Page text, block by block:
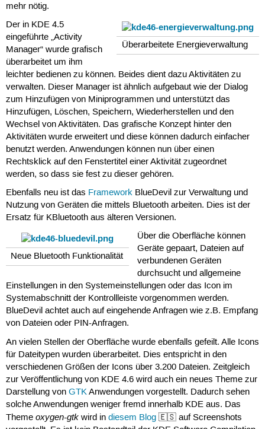
mehr nötig.
Überarbeitete Energieverwaltung
Der in KDE 4.5
eingeführte „Activity
Manager“ wurde grafisch
überarbeitet um ihm
leichter bedienen zu können. Beides dient dazu Aktivitäten zu
verwalten. Dieser Manager ist ähnlich aufgebaut wie der Dialog
zum Hinzufügen von Miniprogrammen und unterstützt das
Hinzufügen, Löschen, Speichern, Wiederherstellen und den
Wechsel von Aktivitäten. Das grafische Konzept hinter den
Aktivitäten wurde erweitert und diese können dadurch einfacher
benutzt werden. Anwendungen können nun über einen
Rechtsklick auf den Fenstertitel einer Aktivität zugeordnet
werden, so dass sie fest zu dieser gehören.
Ebenfalls neu ist das FrameworkBlueDevil zur Verwaltung und
Nutzung von Geräten die mittels Bluetooth arbeiten. Dies ist der
Ersatz für KBluetooth aus älteren Versionen.
Neue Bluetooth Funktionalität
Über die Oberfläche können
Geräte gepaart, Dateien auf
verbundenen Geräten
durchsucht und allgemeine
Einstellungen in den Systemeinstellungen oder das Icon im
Systemabschnitt der Kontrollleiste vorgenommen werden.
BlueDevil achtet auch auf eingehende Anfragen wie z.B. Empfang
von Dateien oder PIN-Anfragen.
An vielen Stellen der Oberfläche wurde ebenfalls gefeilt. Alle Icons
für Dateitypen wurden überarbeitet. Dies entspricht in den
verschiedenen Größen der Icons über 3.200 Dateien. Zeitgleich
zur Veröffentlichung von KDE 4.6 wird auch ein neues Theme zur
Darstellung von GTKAnwendungen vorgestellt. Dadurch sehen
solche Anwendungen weniger fremd innerhalb KDE aus. Das
Theme oxygen-gtkwird in diesem Blog🇪🇸 auf Screenshots